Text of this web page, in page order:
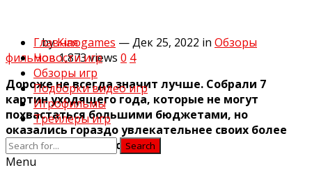
Главная
Новости игр
Обзоры игр
Подборки видео игр
Игрофильмы
Трейлеры игр
Search
Menu
byKinogames — Дек 25, 2022 in Обзоры
фильмов 1,873views 0 4
Дороже не всегда значит лучше. Собрали 7
картин уходящего года, которые не могут
похвастаться большими бюджетами, но
оказались гораздо увлекательнее своих более
дорогих побратимов.